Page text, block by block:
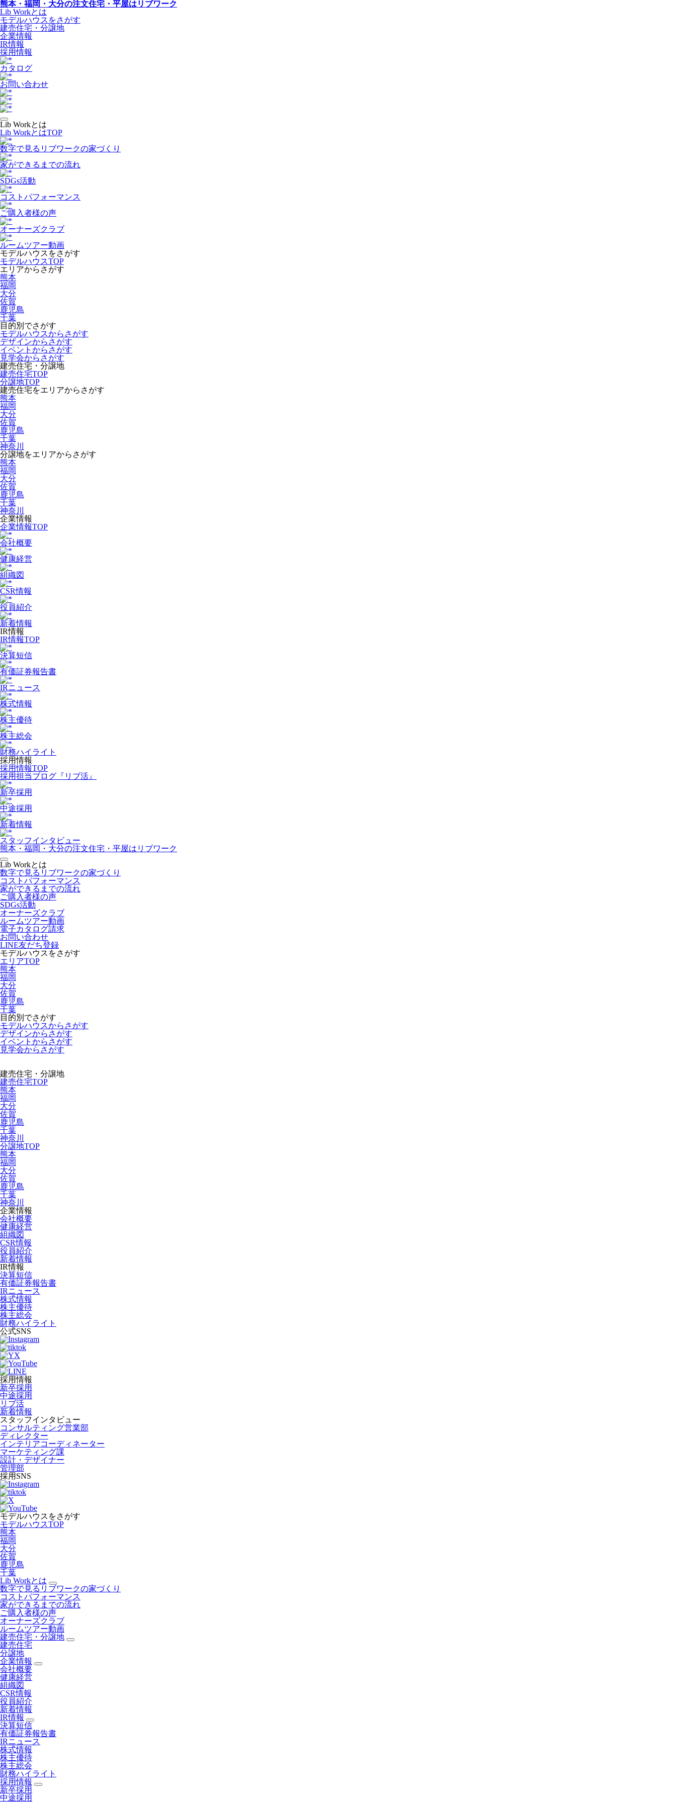
熊本・福岡・大分の注文住宅・平屋はリブワーク
Lib Workとは
モデルハウスをさがす
建売住宅・分譲地
企業情報
IR情報
採用情報
カタログ
お問い合わせ
Lib Workとは
Lib WorkとはTOP
数字で⾒るリブワークの家づくり
家ができるまでの流れ
SDGs活動
コストパフォーマンス
ご購入者様の声
オーナーズクラブ
ルームツアー動画
モデルハウスをさがす
モデルハウスTOP
エリアからさがす
熊本
福岡
大分
佐賀
鹿児島
千葉
目的別でさがす
モデルハウスからさがす
デザインからさがす
イベントからさがす
見学会からさがす
建売住宅・分譲地
建売住宅TOP
分譲地TOP
建売住宅をエリアからさがす
熊本
福岡
大分
佐賀
鹿児島
千葉
神奈川
分譲地をエリアからさがす
熊本
福岡
大分
佐賀
鹿児島
千葉
神奈川
企業情報
企業情報TOP
会社概要
健康経営
組織図
CSR情報
役員紹介
新着情報
IR情報
IR情報TOP
決算短信
有価証券報告書
IRニュース
株式情報
株主優待
株主総会
財務ハイライト
採用情報
採用情報TOP
採用担当ブログ『リブ活』
新卒採用
中途採用
新着情報
スタッフインタビュー
熊本・福岡・大分の注文住宅・平屋はリブワーク
Lib Workとは
数字で見るリブワークの家づくり
コストパフォーマンス
家ができるまでの流れ
ご購入者様の声
SDGs活動
オーナーズクラブ
ルームツアー動画
電子カタログ請求
お問い合わせ
LINE友だち登録
モデルハウスをさがす
エリアTOP
熊本
福岡
大分
佐賀
鹿児島
千葉
目的別でさがす
モデルハウスからさがす
デザインからさがす
イベントからさがす
見学会からさがす
建売住宅・分譲地
建売住宅TOP
熊本
福岡
大分
佐賀
鹿児島
千葉
神奈川
分譲地TOP
熊本
福岡
大分
佐賀
鹿児島
千葉
神奈川
企業情報
会社概要
健康経営
組織図
CSR情報
役員紹介
新着情報
IR情報
決算短信
有価証券報告書
IRニュース
株式情報
株主優待
株主総会
財務ハイライト
公式SNS
採用情報
新卒採用
中途採用
リブ活
新着情報
スタッフインタビュー
コンサルティング営業部
ディレクター
インテリアコーディネーター
マーケティング課
設計・デザイナー
管理部
採用SNS
モデルハウスをさがす
モデルハウスTOP
熊本
福岡
大分
佐賀
鹿児島
千葉
Lib Workとは
数字で見るリブワークの家づくり
コストパフォーマンス
家ができるまでの流れ
ご購入者様の声
オーナーズクラブ
ルームツアー動画
建売住宅・分譲地
建売住宅
分譲地
企業情報
会社概要
健康経営
組織図
CSR情報
役員紹介
新着情報
IR情報
決算短信
有価証券報告書
IRニュース
株式情報
株主優待
株主総会
財務ハイライト
採用情報
新卒採用
中途採用